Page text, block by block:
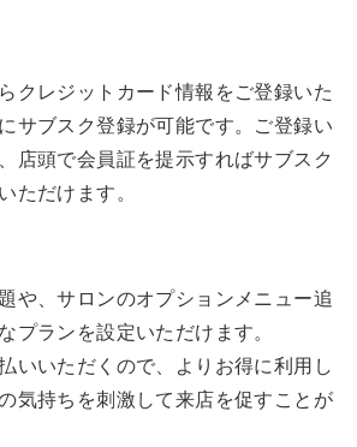
クレジットカード情報をご登録いた
サブスク登録が可能です。ご登録い
店頭で会員証を提示すればサブスク
ただけます。
や、サロンのオプションメニュー追
プランを設定いただけます。
いいただくので、よりお得に利用し
気持ちを刺激して来店を促すことが